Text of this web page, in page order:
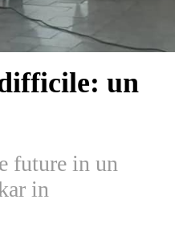
un
future in un
in